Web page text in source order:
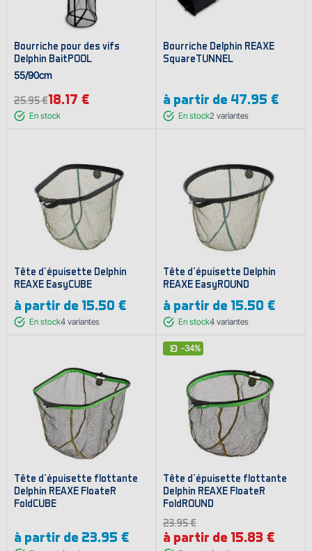
Bourriche pour des vifs
Delphin BaitPOOL
55/90cm
25.95 €18.17 €
En stock
Bourriche Delphin REAXE
SquareTUNNEL
à partir de 47.95 €
En stock2 variantes
Tête d'épuisette Delphin
REAXE EasyCUBE
à partir de 15.50 €
En stock4 variantes
Tête d'épuisette Delphin
REAXE EasyROUND
à partir de 15.50 €
En stock4 variantes
Tête d'épuisette flottante
Delphin REAXE FloateR
FoldCUBE
à partir de 23.95 €
-34%
Tête d'épuisette flottante
Delphin REAXE FloateR
FoldROUND
23.95 €
à partir de 15.83 €